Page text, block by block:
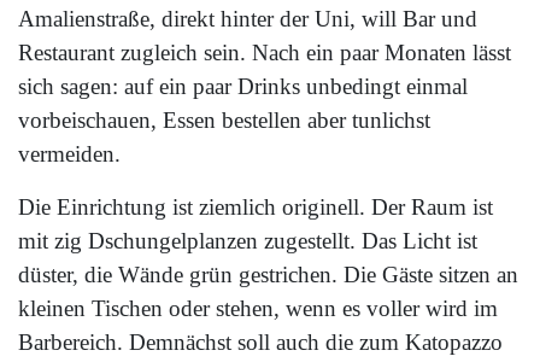
Amalienstraße, direkt hinter der Uni, will Bar und
Restaurant zugleich sein. Nach ein paar Monaten lässt
sich sagen: auf ein paar Drinks unbedingt einmal
vorbeischauen, Essen bestellen aber tunlichst
vermeiden.
Die Einrichtung ist ziemlich originell. Der Raum ist
mit zig Dschungelplanzen zugestellt. Das Licht ist
düster, die Wände grün gestrichen. Die Gäste sitzen an
kleinen Tischen oder stehen, wenn es voller wird im
Barbereich. Demnächst soll auch die zum Katopazzo